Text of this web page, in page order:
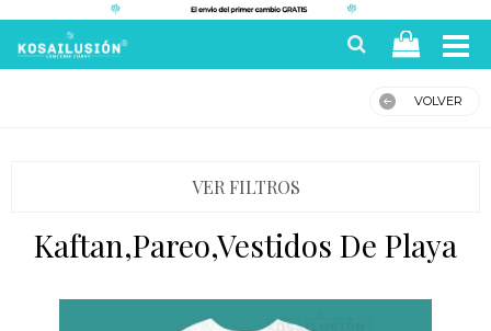
VOLVER
VER FILTROS
Kaftan,pareo,vestidos De Playa